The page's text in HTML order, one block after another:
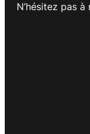
N’hésitez pas